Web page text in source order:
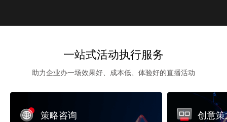
一站式活动执行服务
助力企业办一场效果好、成本低、体验好的直播活动
策略咨询 创意